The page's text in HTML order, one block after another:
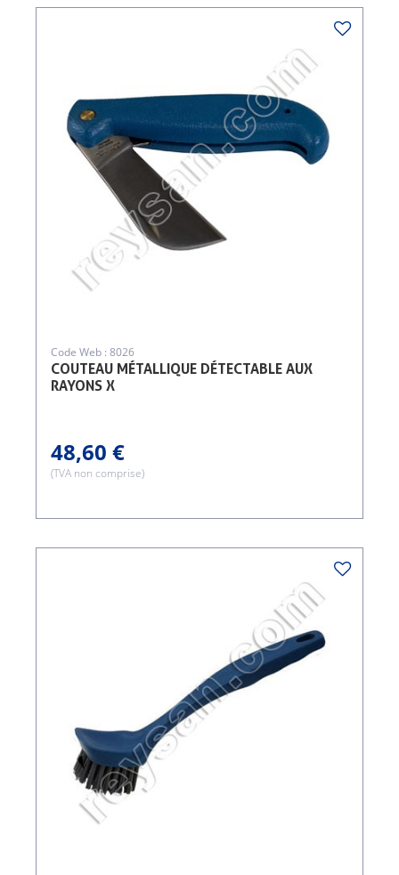
COUTEAU MÉTALLIQUE DÉTECTABLE AUX
RAYONS X
Code Web : 8026
48,60 €
(TVA non comprise)